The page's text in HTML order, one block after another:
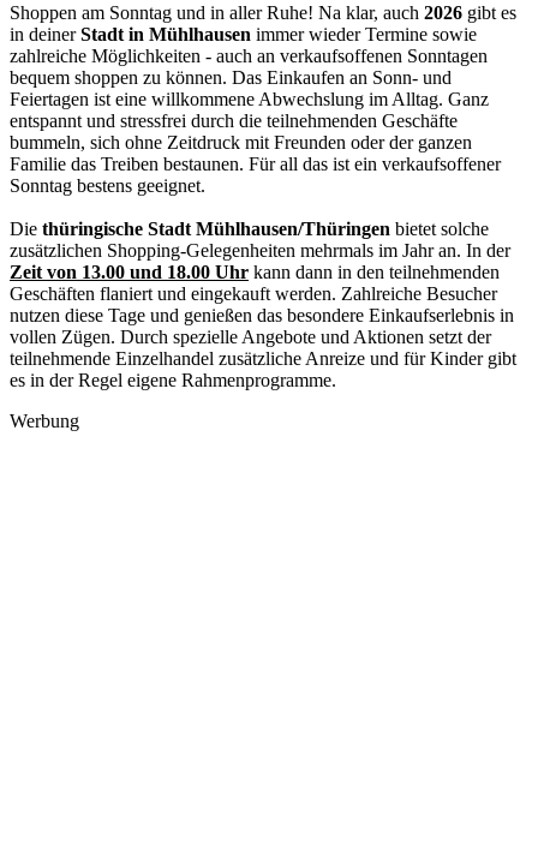
Shoppen am Sonntag und in aller Ruhe! Na klar, auch 2026 gibt es
in deinerStadt in Mühlhausen immer wieder Termine sowie
zahlreiche Möglichkeiten - auch an verkaufsoffenen Sonntagen
bequem shoppen zu können. Das Einkaufen an Sonn- und
Feiertagen ist eine willkommene Abwechslung im Alltag. Ganz
entspannt und stressfrei durch die teilnehmenden Geschäfte
bummeln, sich ohne Zeitdruck mit Freunden oder der ganzen
Familie das Treiben bestaunen. Für all das ist ein verkaufsoffener
Sonntag bestens geeignet.
Die thüringische Stadt Mühlhausen/Thüringen bietet solche
zusätzlichen Shopping-Gelegenheiten mehrmals im Jahr an. In der
Zeit von 13.00 und 18.00 Uhr kann dann in den teilnehmenden
Geschäften flaniert und eingekauft werden. Zahlreiche Besucher
nutzen diese Tage und genießen das besondere Einkaufserlebnis in
vollen Zügen. Durch spezielle Angebote und Aktionen setzt der
teilnehmende Einzelhandel zusätzliche Anreize und für Kinder gibt
es in der Regel eigene Rahmenprogramme.
Werbung